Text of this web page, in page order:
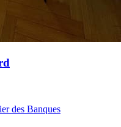
des Banques